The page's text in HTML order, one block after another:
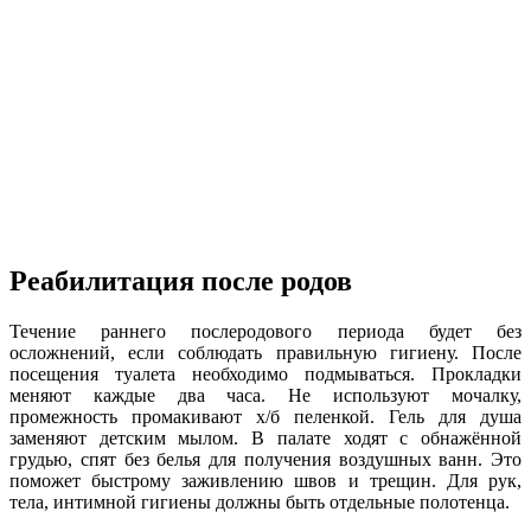
Реабилитация после родов
Течение раннего послеродового периода будет без
осложнений, если соблюдать правильную гигиену. После
посещения туалета необходимо подмываться. Прокладки
меняют каждые два часа. Не используют мочалку,
промежность промакивают х/б пеленкой. Гель для душа
заменяют детским мылом. В палате ходят с обнажённой
грудью, спят без белья для получения воздушных ванн. Это
поможет быстрому заживлению швов и трещин. Для рук,
тела, интимной гигиены должны быть отдельные полотенца.